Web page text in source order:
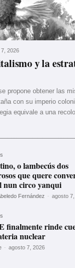
2026
y la
propone obtener las
con su imperio
equivale a una
o lambecús dos
que quere
nun circo yanqui
Fernández - agosto
finalmente rinde
nuclear
- agosto 7, 2026